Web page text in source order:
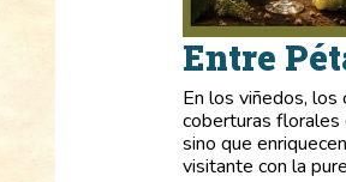
Entre
En los viñedos, los
coberturas florales
sino que
visitante con la